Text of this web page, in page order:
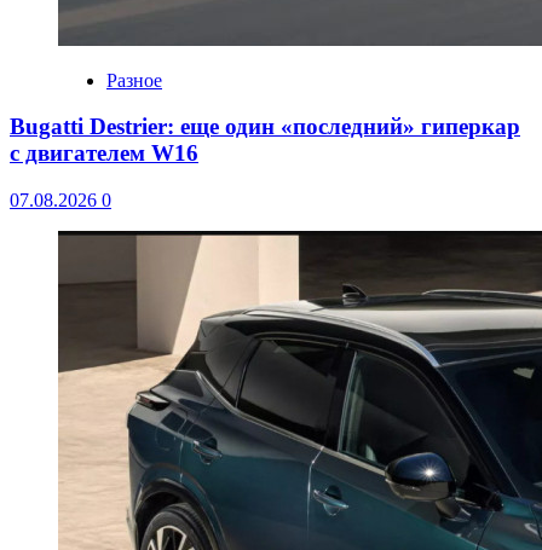
Разное
Bugatti Destrier: еще один «последний» гиперкар
с двигателем W16
07.08.2026 0